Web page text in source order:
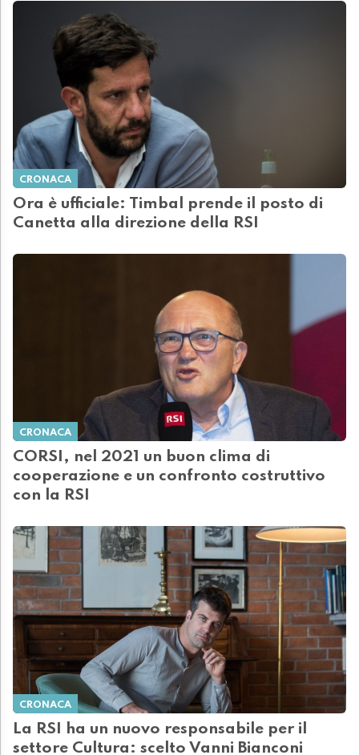
CRONACA
Ora è ufficiale: Timbal prende il posto di
Canetta alla direzione della RSI
CRONACA
CORSI, nel 2021 un buon clima di
cooperazione e un confronto costruttivo
con la RSI
CRONACA
La RSI ha un nuovo responsabile per il
settore Cultura: scelto Vanni Bianconi